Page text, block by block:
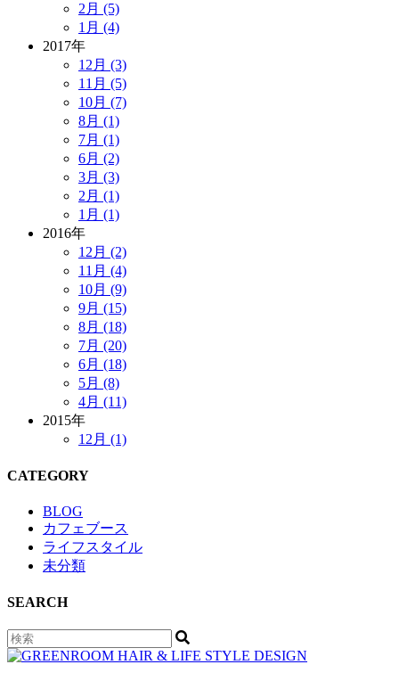
2月 (5)
1月 (4)
2017年
12月 (3)
11月 (5)
10月 (7)
8月 (1)
7月 (1)
6月 (2)
3月 (3)
2月 (1)
1月 (1)
2016年
12月 (2)
11月 (4)
10月 (9)
9月 (15)
8月 (18)
7月 (20)
6月 (18)
5月 (8)
4月 (11)
2015年
12月 (1)
CATEGORY
BLOG
カフェブース
ライフスタイル
未分類
SEARCH